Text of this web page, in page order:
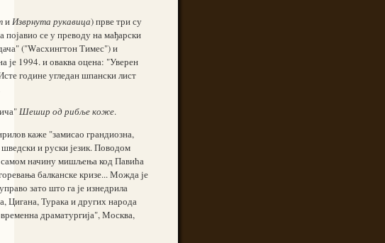
иИзврнута рукавица) прве три су
појавио се у преводу на мађарски
("Wасхингтон Тимес") и
је 1994. и оваква оцена: "Уверен
године угледан шпански лист
Шешир од рибље коже.
каже "замисао грандиозна,
и руски језик. Поводом
самом начину мишљења код Павића
балканске кризе... Можда је
зато што га је изнедрила
Цигана, Турака и других народа
драматургија", Москва,